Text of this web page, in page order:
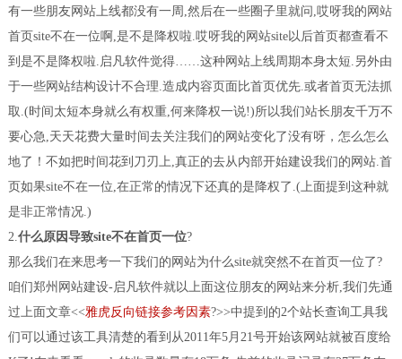
有一些朋友网站上线都没有一周,然后在一些圈子里就问,哎呀我的网站
首页site不在一位啊,是不是降权啦.哎呀我的网站site以后首页都查看不
到是不是降权啦.启凡软件觉得……这种网站上线周期本身太短.另外由
于一些网站结构设计不合理.造成内容页面比首页优先.或者首页无法抓
取.(时间太短本身就么有权重,何来降权一说!)所以我们站长朋友千万不
要心急,天天花费大量时间去关注我们的网站变化了没有呀，怎么怎么
地了！不如把时间花到刀刃上,真正的去从内部开始建设我们的网站.首
页如果site不在一位,在正常的情况下还真的是降权了.(上面提到这种就
是非正常情况.)
2. 什么原因导致site不在首页一位?
那么我们在来思考一下我们的网站为什么site就突然不在首页一位了?
咱们郑州网站建设-启凡软件就以上面这位朋友的网站来分析,我们先通
过上面文章<<雅虎反向链接参考因素?>>中提到的2个站长查询工具我
们可以通过该工具清楚的看到从2011年5月21号开始该网站就被百度给